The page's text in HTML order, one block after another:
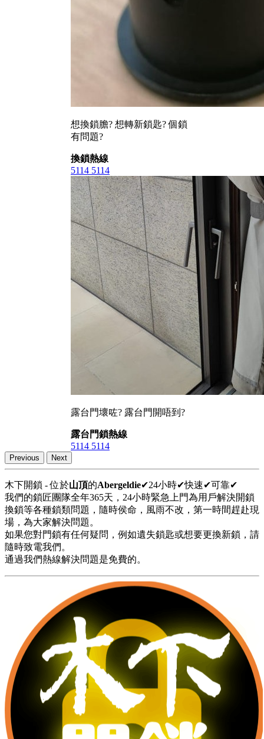
想換鎖膽? 想轉新鎖匙? 個鎖
有問題?
換鎖熱線
5114 5114
露台門壞咗? 露台門開唔到?
露台門鎖熱線
5114 5114
Previous Next
木下開鎖 - 位於山頂的Abergeldie✔24小時✔快速✔可靠✔
我們的鎖匠團隊全年365天，24小時緊急上門為用戶解決開鎖
換鎖等各種鎖類問題，隨時侯命，風雨不改，第一時間趕赴現
場，為大家解決問題。
如果您對門鎖有任何疑問，例如遺失鎖匙或想要更換新鎖，請
隨時致電我們。
通過我們熱線解決問題是免費的。